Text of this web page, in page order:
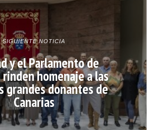
SIGUIENTE NOTICIA
y el Parlamento de
rinden homenaje a las
grandes donantes de
Canarias